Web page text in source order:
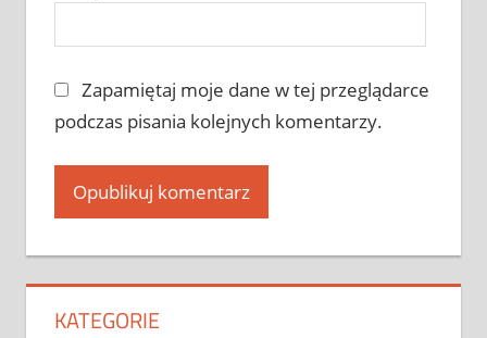
Zapamiętaj moje dane w tej przeglądarce
podczas pisania kolejnych komentarzy.
KATEGORIE